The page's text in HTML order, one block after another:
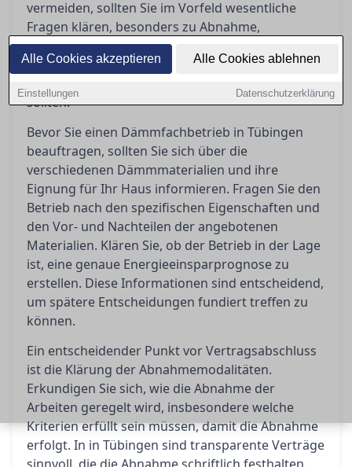
Alle Cookies akzeptieren Alle Cookies ablehnen
Einstellungen Datenschutzerklärung
vermeiden, sollten Sie im Vorfeld wesentliche
Fragen klären, besonders zu Abnahme,
Mängelrechten und Garantien. Hier finden Sie
eine klare Orientierung, was Sie vor und nach
sollten.
Bevor Sie einen Dämmfachbetrieb in Tübingen
beauftragen, sollten Sie sich über die
verschiedenen Dämmmaterialien und ihre
Eignung für Ihr Haus informieren. Fragen Sie den
Betrieb nach den spezifischen Eigenschaften und
den Vor- und Nachteilen der angebotenen
Materialien. Klären Sie, ob der Betrieb in der Lage
ist, eine genaue Energieeinsparprognose zu
erstellen. Diese Informationen sind entscheidend,
um spätere Entscheidungen fundiert treffen zu
können.
Ein entscheidender Punkt vor Vertragsabschluss
ist die Klärung der Abnahmemodalitäten.
Erkundigen Sie sich, wie die Abnahme der
Arbeiten geregelt wird, insbesondere welche
Kriterien erfüllt sein müssen, damit die Abnahme
erfolgt. In in Tübingen sind transparente Verträge